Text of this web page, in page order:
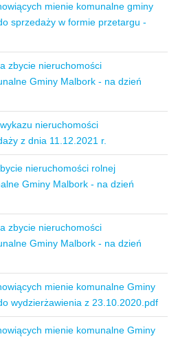
mienie komunalne gminy
sprzedaży w formie przetargu -
zbycie nieruchomości
Gminy Malbork - na dzień
nieruchomości
z dnia 11.12.2021 r.
nieruchomości rolnej
Gminy Malbork - na dzień
zbycie nieruchomości
Gminy Malbork - na dzień
mienie komunalne Gminy
wydzierżawienia z 23.10.2020.pdf
mienie komunalne Gminy